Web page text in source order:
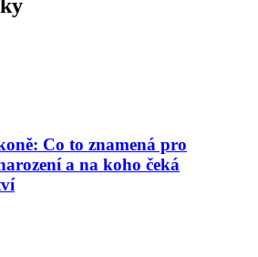
Co to znamená pro
a na koho čeká